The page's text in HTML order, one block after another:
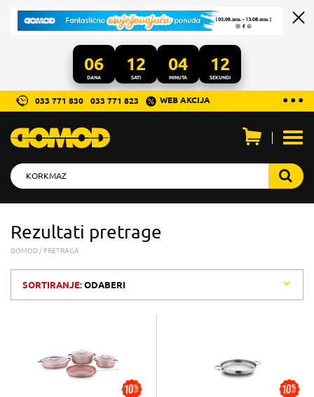
06
DANA
12
SATI
04
MINUTA
12
SEKUNDI
...
● ● ●
033 771 830 033 771 823 WEB AKCIJA
Rezultati pretrage
DOMOD PRETRAGA
SORTIRANJE:ODABERI